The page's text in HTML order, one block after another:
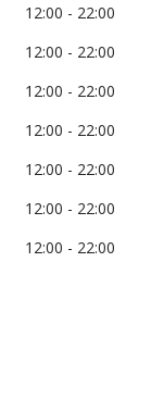
12:00 - 22:00
12:00 - 22:00
12:00 - 22:00
12:00 - 22:00
12:00 - 22:00
12:00 - 22:00
12:00 - 22:00